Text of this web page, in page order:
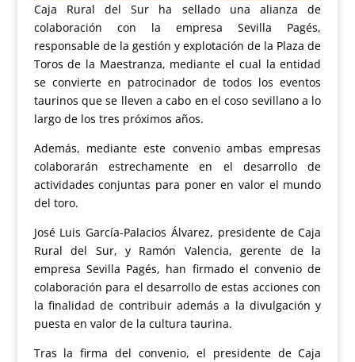
Caja Rural del Sur ha sellado una alianza de
colaboración con la empresa Sevilla Pagés,
responsable de la gestión y explotación de la Plaza de
Toros de la Maestranza, mediante el cual la entidad
se convierte en patrocinador de todos los eventos
taurinos que se lleven a cabo en el coso sevillano a lo
largo de los tres próximos años.
Además, mediante este convenio ambas empresas
colaborarán estrechamente en el desarrollo de
actividades conjuntas para poner en valor el mundo
del toro.
José Luis García-Palacios Álvarez, presidente de Caja
Rural del Sur, y Ramón Valencia, gerente de la
empresa Sevilla Pagés, han firmado el convenio de
colaboración para el desarrollo de estas acciones con
la finalidad de contribuir además a la divulgación y
puesta en valor de la cultura taurina.
Tras la firma del convenio, el presidente de Caja